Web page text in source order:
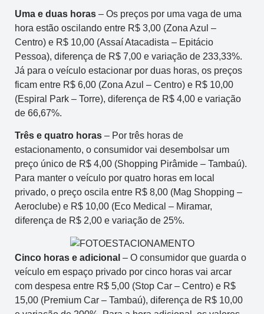
Uma e duas horas – Os preços por uma vaga de uma
hora estão oscilando entre R$ 3,00 (Zona Azul –
Centro) e R$ 10,00 (Assaí Atacadista – Epitácio
Pessoa), diferença de R$ 7,00 e variação de 233,33%.
Já para o veículo estacionar por duas horas, os preços
ficam entre R$ 6,00 (Zona Azul – Centro) e R$ 10,00
(Espiral Park – Torre), diferença de R$ 4,00 e variação
de 66,67%.
Três e quatro horas – Por três horas de
estacionamento, o consumidor vai desembolsar um
preço único de R$ 4,00 (Shopping Pirâmide – Tambaú).
Para manter o veículo por quatro horas em local
privado, o preço oscila entre R$ 8,00 (Mag Shopping –
Aeroclube) e R$ 10,00 (Eco Medical – Miramar,
diferença de R$ 2,00 e variação de 25%.
Cinco horas e adicional – O consumidor que guarda o
veículo em espaço privado por cinco horas vai arcar
com despesa entre R$ 5,00 (Stop Car – Centro) e R$
15,00 (Premium Car – Tambaú), diferença de R$ 10,00